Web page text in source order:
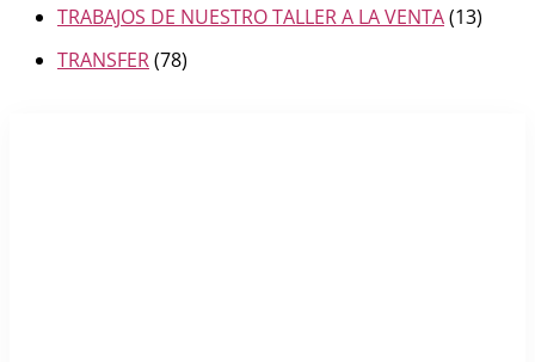
TRABAJOS DE NUESTRO TALLER A LA VENTA(13)
TRANSFER(78)